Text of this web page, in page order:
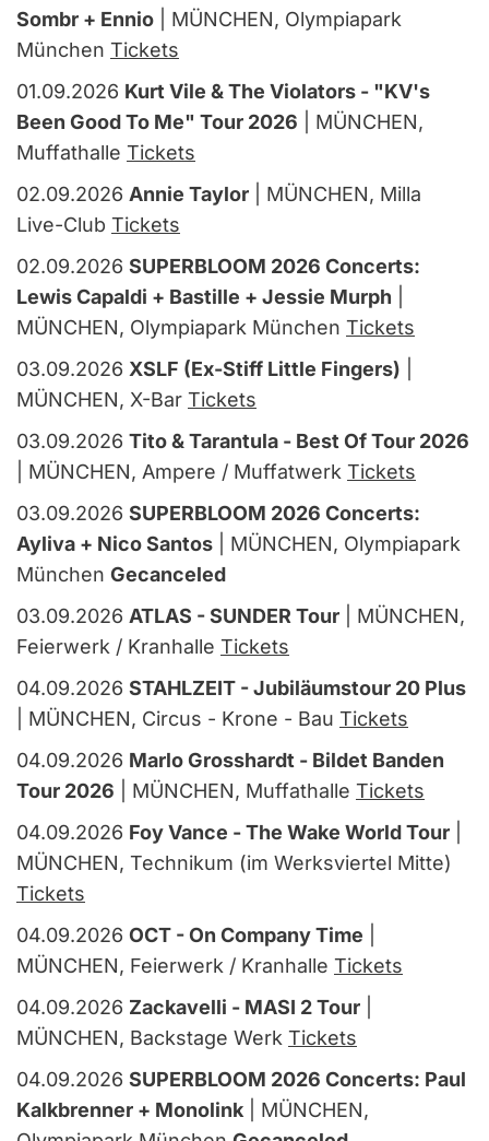
Sombr + Ennio | MÜNCHEN, Olympiapark
München Tickets
01.09.2026 Kurt Vile & The Violators - "KV's
Been Good To Me" Tour 2026 | MÜNCHEN,
Muffathalle Tickets
02.09.2026 Annie Taylor | MÜNCHEN, Milla
Live-Club Tickets
02.09.2026 SUPERBLOOM 2026 Concerts:
Lewis Capaldi + Bastille + Jessie Murph
MÜNCHEN, Olympiapark München Tickets
03.09.2026 XSLF (Ex-Stiff Little Fingers)
MÜNCHEN, X-Bar Tickets
03.09.2026 Tito & Tarantula - Best Of Tour 2026
| MÜNCHEN, Ampere / Muffatwerk Tickets
03.09.2026 SUPERBLOOM 2026 Concerts:
Ayliva + Nico Santos | MÜNCHEN, Olympiapark
München Gecanceled
03.09.2026 ATLAS - SUNDER Tour | MÜNCHEN,
Feierwerk / Kranhalle Tickets
04.09.2026 STAHLZEIT - Jubiläumstour 20 Plus
| MÜNCHEN, Circus - Krone - Bau Tickets
04.09.2026 Marlo Grosshardt - Bildet Banden
Tour 2026 | MÜNCHEN, Muffathalle Tickets
04.09.2026 Foy Vance - The Wake World Tour
MÜNCHEN, Technikum (im Werksviertel Mitte)
Tickets
04.09.2026 OCT - On Company Time
MÜNCHEN, Feierwerk / Kranhalle Tickets
04.09.2026 Zackavelli - MASI 2 Tour
MÜNCHEN, Backstage Werk Tickets
04.09.2026 SUPERBLOOM 2026 Concerts: Paul
Kalkbrenner + Monolink | MÜNCHEN,